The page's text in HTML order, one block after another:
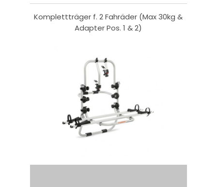
Komplettträger f. 2 Fahräder (Max 30kg &
Adapter Pos. 1 & 2)